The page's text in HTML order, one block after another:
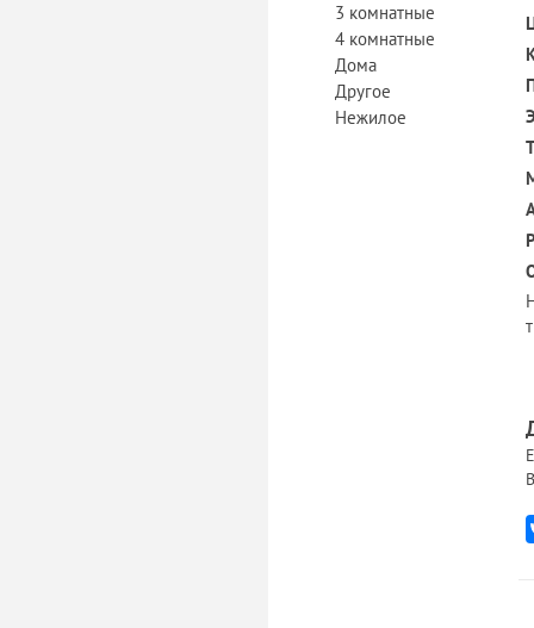
3 комнатные
4 комнатные
Дома
Другое
Нежилое